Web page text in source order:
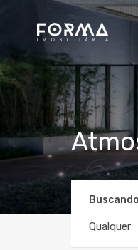
Qualquer